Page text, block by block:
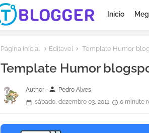
Inicio
Página inicial Editavel Template Humor
Template Humor
Author -person Pedro Alves
sábado, dezembro 03, 2011
0 minute